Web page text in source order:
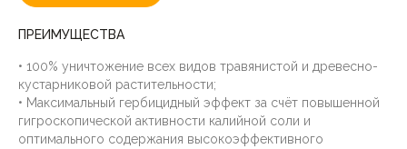
ПРЕИМУЩЕСТВА
• 100% уничтожение всех видов травянистой и древесно-
кустарниковой растительности;
• Максимальный гербицидный эффект за счёт повышенной
гигроскопической активности калийной соли и
оптимального содержания высокоэффективного